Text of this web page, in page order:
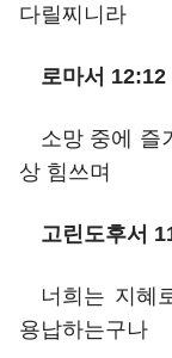
다릴찌니라
로마서 12:12
소망 중에 즐
상 힘쓰며
고린도후서
너희는 지혜
용납하는구나